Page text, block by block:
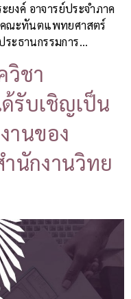
ยงค์ อาจารย์ประจำภาค
คณะทันตแพทยศาสตร์
ะธานกรรมการ…
วิชา
รับเชิญเป็น
านของ
นักงานวิทย